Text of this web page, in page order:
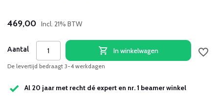
469,00 Incl. 21% BTW
Aantal In winkelwagen
De levertijd bedraagt 3-4 werkdagen
Al 20 jaar met recht dé expert en nr. 1 beamer winkel